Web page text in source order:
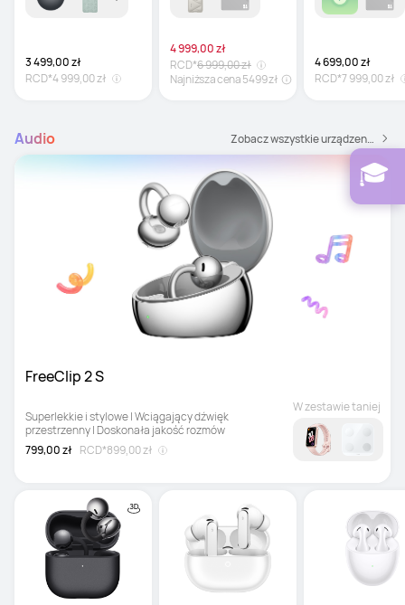
-15%
3 499,00 zł
RCD*4 999,00 zł
4 999,00 zł
RCD*6 999,00 zł
Najniższa cena 5499 zł
4 699,00 zł
RCD*7 999,00 zł
Audio Zobacz wszystkie urządzenia audio
FreeClip 2 S
Superlekkie i stylowe | Wciągający dźwięk
przestrzenny | Doskonała jakość rozmów
799,00 zł RCD*899,00 zł
W zestawie taniej